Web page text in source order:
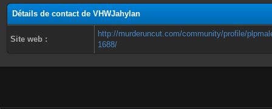
Détails de contact de VHWJahylan
Site web :
http://murderuncut.com/community/profile/
1688/